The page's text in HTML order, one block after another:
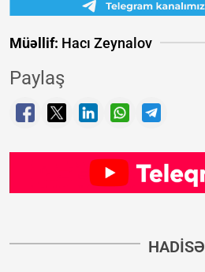
Müəllif: Hacı Zeynalov
Paylaş
HADISƏ